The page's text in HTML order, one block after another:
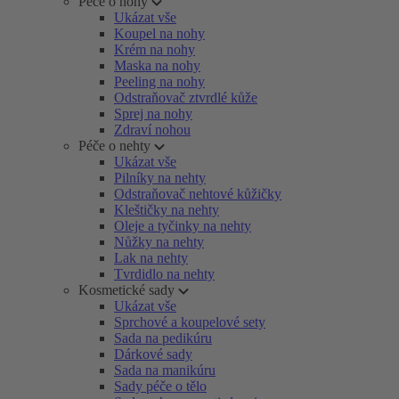
Ukázat vše
Koupel na nohy
Krém na nohy
Maska na nohy
Peeling na nohy
Odstraňovač ztvrdlé kůže
Sprej na nohy
Zdraví nohou
Péče o nehty
Ukázat vše
Pilníky na nehty
Odstraňovač nehtové kůžičky
Kleštičky na nehty
Oleje a tyčinky na nehty
Nůžky na nehty
Lak na nehty
Tvrdidlo na nehty
Kosmetické sady
Ukázat vše
Sprchové a koupelové sety
Sada na pedikúru
Dárkové sady
Sada na manikúru
Sady péče o tělo